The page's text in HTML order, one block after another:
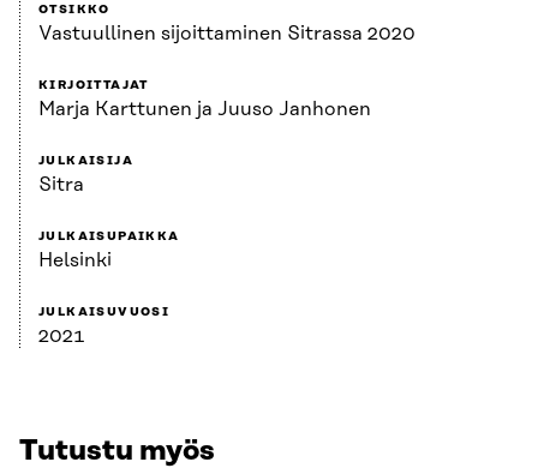
OTSIKKO
Vastuullinen sijoittaminen Sitrassa 2020
KIRJOITTAJAT
Marja Karttunen ja Juuso Janhonen
JULKAISIJA
Sitra
JULKAISUPAIKKA
Helsinki
JULKAISUVUOSI
2021
Tutustu myös